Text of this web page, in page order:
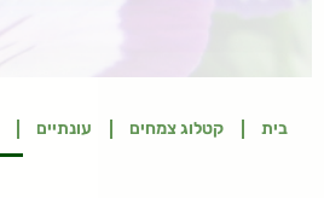
בית קטלוג צמחים עונתיים